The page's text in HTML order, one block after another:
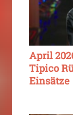
April
Tipico
Einsätze